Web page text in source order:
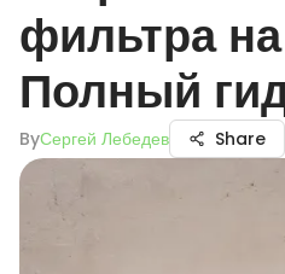
фильтра
Полный
ByСергей Лебедев Share